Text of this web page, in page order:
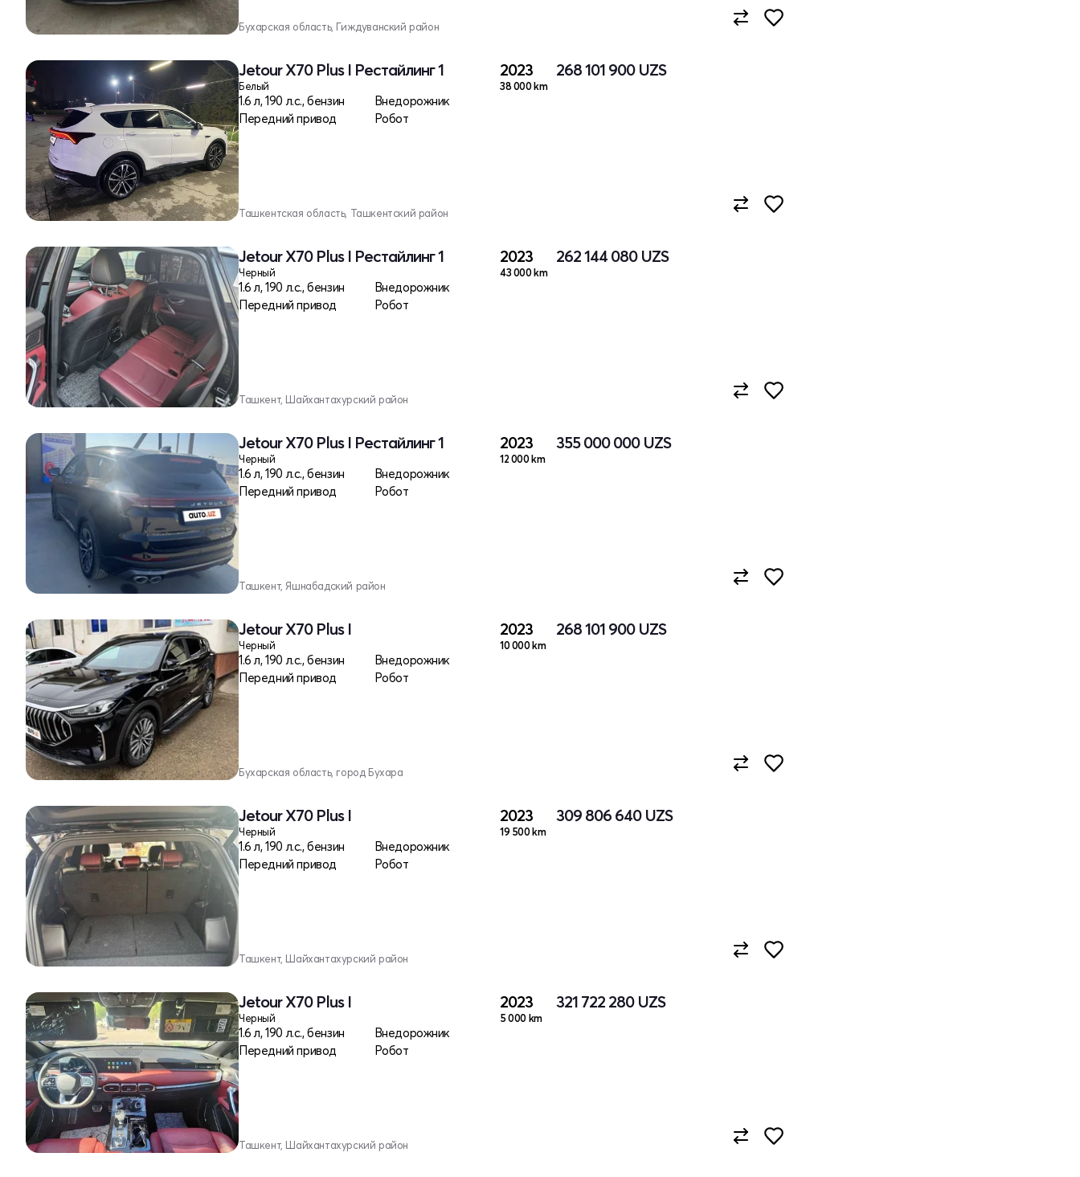
Бухарская область, Гиждуванский район
Jetour X70 Plus I Рестайлинг 1
Белый
1.6 л, 190 л.с., бензин
Внедорожник
Передний привод
Робот
2023
38 000 km
268 101 900 UZS
Ташкентская область, Ташкентский район
Jetour X70 Plus I Рестайлинг 1
Черный
1.6 л, 190 л.с., бензин
Внедорожник
Передний привод
Робот
2023
43 000 km
262 144 080 UZS
Ташкент, Шайхантахурский район
Jetour X70 Plus I Рестайлинг 1
Черный
1.6 л, 190 л.с., бензин
Внедорожник
Передний привод
Робот
2023
12 000 km
355 000 000 UZS
Ташкент, Яшнабадский район
Jetour X70 Plus I
Черный
1.6 л, 190 л.с., бензин
Внедорожник
Передний привод
Робот
2023
10 000 km
268 101 900 UZS
Бухарская область, город Бухара
Jetour X70 Plus I
Черный
1.6 л, 190 л.с., бензин
Внедорожник
Передний привод
Робот
2023
19 500 km
309 806 640 UZS
Ташкент, Шайхантахурский район
Jetour X70 Plus I
Черный
1.6 л, 190 л.с., бензин
Внедорожник
Передний привод
Робот
2023
5 000 km
321 722 280 UZS
Ташкент, Шайхантахурский район